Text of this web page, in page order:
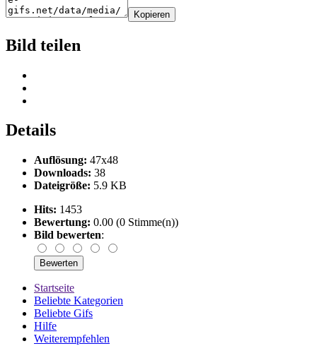
Kopieren
Bild teilen
Details
Auflösung: 47x48
Downloads: 38
Dateigröße: 5.9 KB
Hits: 1453
Bewertung: 0.00 (0 Stimme(n))
Bild bewerten:
Startseite
Beliebte Kategorien
Beliebte Gifs
Hilfe
Weiterempfehlen